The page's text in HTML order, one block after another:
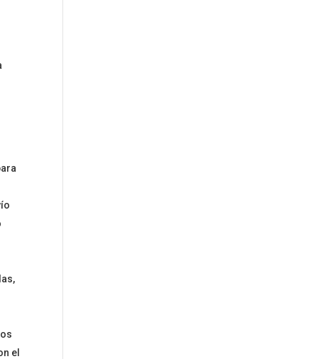
el